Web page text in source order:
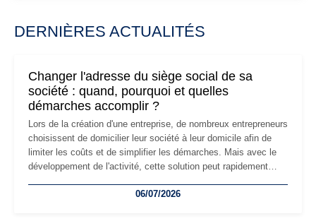
DERNIÈRES ACTUALITÉS
Changer l'adresse du siège social de sa
société : quand, pourquoi et quelles
démarches accomplir ?
Lors de la création d'une entreprise, de nombreux entrepreneurs
choisissent de domicilier leur société à leur domicile afin de
limiter les coûts et de simplifier les démarches. Mais avec le
développement de l'activité, cette solution peut rapidement
professionnels, recrutement, image de marque… Le
06/07/2026